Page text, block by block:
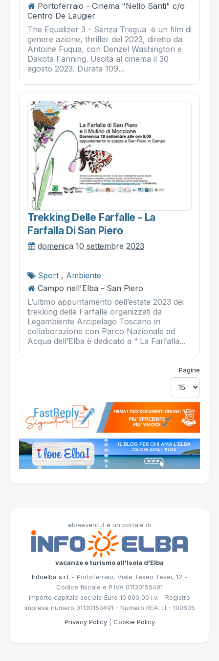
Portoferraio - Cinema "Nello Santi" c/o
Centro De Laugier
The Equalizer 3 - Senza Tregua è un film di
genere azione, thriller del 2023, diretto da
Antoine Fuqua, con Denzel Washington e
Dakota Fanning. Uscita al cinema il 30
agosto 2023. Durata 109...
Trekking Delle Farfalle - La
Farfalla Di San Piero
domenica 10 settembre 2023
Sport , Ambiente
Campo nell'Elba - San Piero
L’ultimo appuntamento dell’estate 2023 dei
trekking delle Farfalle organizzati da
Legambiente Arcipelago Toscano in
collaborazione con Parco Nazionale ed
Acqua dell’Elba è dedicato a “ La Farfalla...
Pagine
elbaeventi.it è un portale di
vacanze e turismo all'Isola d'Elba
Infoelba s.r.l. - Portoferraio, Viale Teseo Tesei, 12 -
Codice fiscale e P.IVA 01130150491
Importo capitale sociale Euro 10.000,00 i.v. - Registro
imprese numero 01130150491 - Numero REA: LI - 100635
Privacy Policy| Cookie Policy